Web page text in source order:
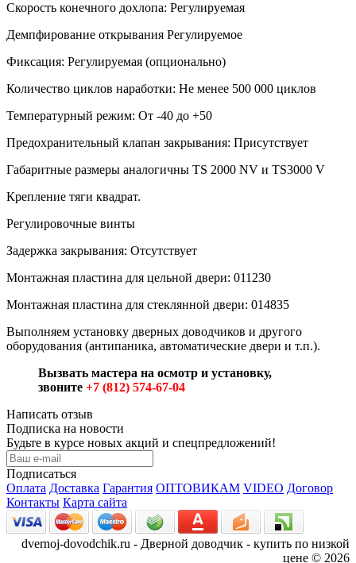
Скорость конечного дохлопа: Регулируемая
Демпфирование открывания Регулируемое
Фиксация: Регулируемая (опционально)
Количество циклов наработки: Не менее 500 000 циклов
Температурный режим: От -40 до +50
Предохранительный клапан закрывания: Присутствует
Габаритные размеры аналогичны TS 2000 NV и TS3000 V
Крепление тяги квадрат.
Регулировочные винты
Задержка закрывания: Отсутствует
Монтажная пластина для цельной двери: 011230
Монтажная пластина для стеклянной двери: 014835
Выполняем установку дверных доводчиков и другого
оборудования (антипаника, автоматические двери и т.п.).
Вызвать мастера на осмотр и установку,
звоните +7 (812) 574-67-04
Написать отзыв
Подписка на новости
Будьте в курсе новых акций и спецпредложений!
Подписаться
Оплата Доставка Гарантия ОПТОВИКАМ VIDEO Договор
Контакты Карта сайта
dvernoj-dovodchik.ru - Дверной доводчик - купить по низкой
цене © 2026